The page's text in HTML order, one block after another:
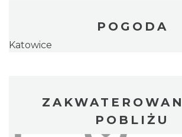
POGODA
Katowice
POBLIŻU